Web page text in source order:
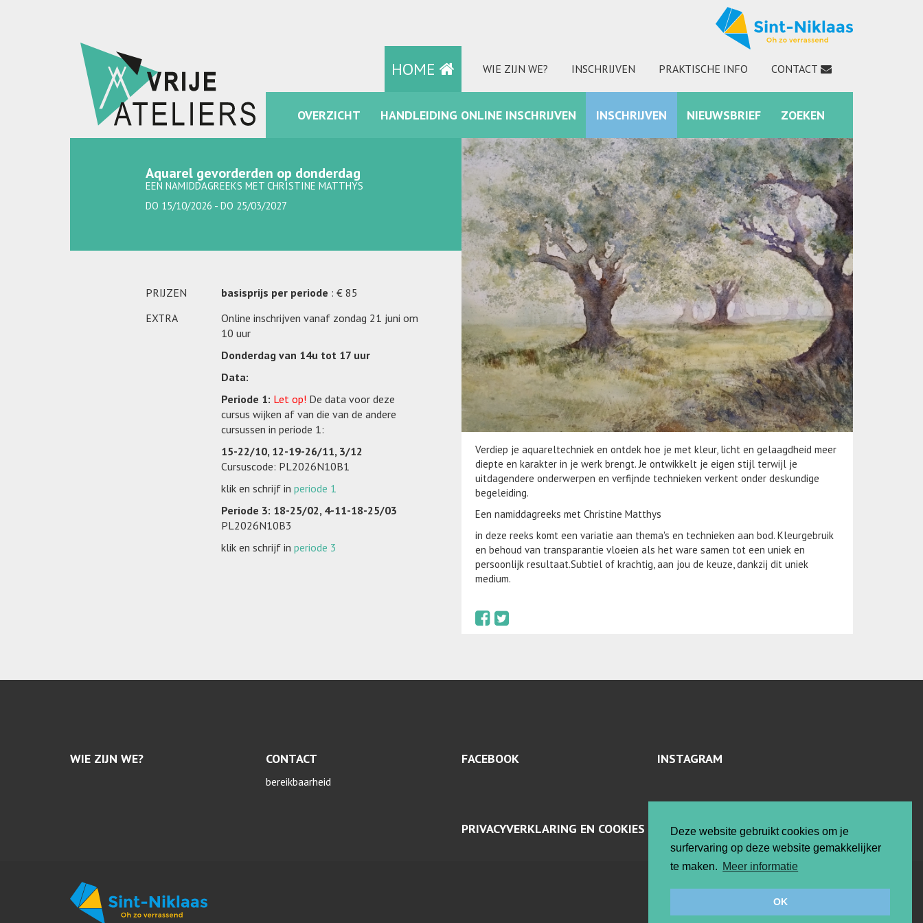
Deze website gebruikt cookies om je
surfervaring op deze website gemakkelijker
te maken. Meer informatie
OK
HOME WIE ZIJN WE? INSCHRIJVEN PRAKTISCHE INFO CONTACT
FACEBOOK INSTAGRAM ZOEKEN
OVERZICHT HANDLEIDING ONLINE INSCHRIJVEN INSCHRIJVEN NIEUWSBRIEF ZOEKEN
Aquarel gevorderden op donderdag
EEN NAMIDDAGREEKS MET CHRISTINE MATTHYS
DO 15/10/2026 - DO 25/03/2027
PRIJZEN basisprijs per periode : € 85
EXTRA
Online inschrijven vanaf zondag 21 juni om
10 uur
Donderdag van 14u tot 17 uur
Data:
Periode 1: Let op! De data voor deze
cursus wijken af van die van de andere
cursussen in periode 1:
15-22/10, 12-19-26/11, 3/12
Cursuscode: PL2026N10B1
klik en schrijf in periode 1
Periode 3: 18-25/02, 4-11-18-25/03
PL2026N10B3
klik en schrijf in periode 3
Verdiep je aquareltechniek en ontdek hoe je met kleur, licht en gelaagdheid meer
diepte en karakter in je werk brengt. Je ontwikkelt je eigen stijl terwijl je
uitdagendere onderwerpen en verfijnde technieken verkent onder deskundige
begeleiding.
Een namiddagreeks met Christine Matthys
in deze reeks komt een variatie aan thema's en technieken aan bod. Kleurgebruik
en behoud van transparantie vloeien als het ware samen tot een uniek en
persoonlijk resultaat.Subtiel of krachtig, aan jou de keuze, dankzij dit uniek
medium.
WIE ZIJN WE? CONTACT
bereikbaarheid
FACEBOOK INSTAGRAM
PRIVACYVERKLARING EN COOKIES
Vrije ateliers